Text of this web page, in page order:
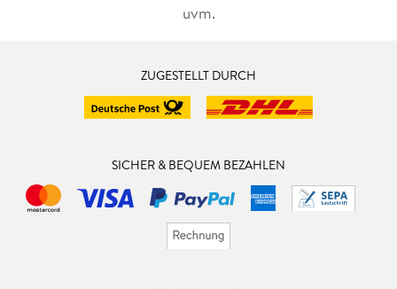
uvm.
ZUGESTELLT DURCH
SICHER & BEQUEM BEZAHLEN